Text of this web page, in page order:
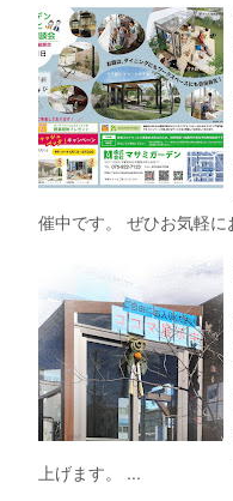
催中です。 ぜひお気軽に
上げます。 ...